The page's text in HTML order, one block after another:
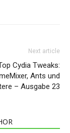
Next article
Cydia Tweaks:
Ants und
– Ausgabe 23